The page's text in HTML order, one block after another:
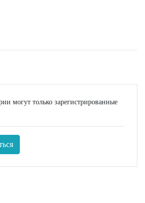
могут только зарегистрированные